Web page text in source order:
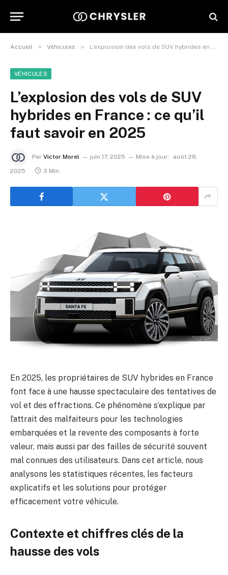
Accueil » Véhicules » L’explosion des vols de SUV hybrides en France : ce qu’il faut savoir en 2025
VÉHICULES
L’explosion des vols de SUV
hybrides en France : ce qu’il
faut savoir en 2025
Par Victor Morel juin 17, 2025 Mise à jour:
août 28,
2025
3 Min
En 2025, les propriétaires de SUV hybrides en France
font face à une hausse spectaculaire des tentatives de
vol et des effractions. Ce phénomène s’explique par
l’attrait des malfaiteurs pour les technologies
embarquées et la revente des composants à forte
valeur, mais aussi par des failles de sécurité souvent
mal connues des utilisateurs. Dans cet article, nous
analysons les statistiques récentes, les facteurs
explicatifs et les solutions pour protéger
efficacement votre véhicule.
Contexte et chiffres clés de la
hausse des vols